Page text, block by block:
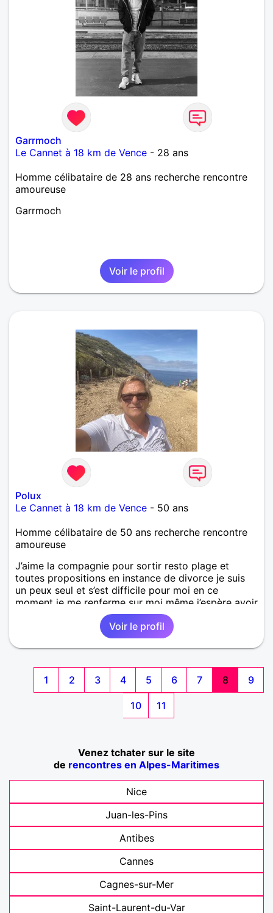
Garrmoch
Le Cannet à 18 km de Vence - 28 ans
Homme célibataire de 28 ans recherche rencontre
amoureuse
Garrmoch
Voir le profil
Polux
Le Cannet à 18 km de Vence - 50 ans
Homme célibataire de 50 ans recherche rencontre
amoureuse
J’aime la compagnie pour sortir resto plage et
toutes propositions en instance de divorce je suis
un peux seul et s’est difficile pour moi en ce
moment je me renferme sur moi même j’espère avoir
de vos nouvelles prochainement cordialement
Voir le profil
1 2 3 4 5 6 7 8 9
10 11
Venez tchater sur le site
de rencontres en Alpes-Maritimes
Nice
Juan-les-Pins
Antibes
Cannes
Cagnes-sur-Mer
Saint-Laurent-du-Var